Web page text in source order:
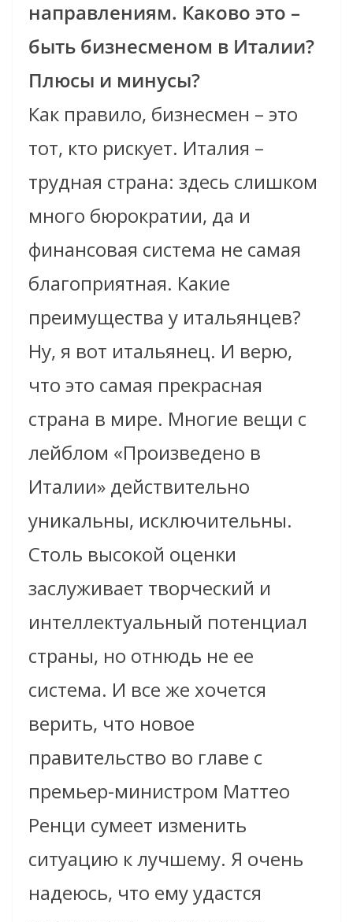
направлениям. Каково это –
быть бизнесменом в Италии?
Плюсы и минусы?
Как правило, бизнесмен – это
тот, кто рискует. Италия –
трудная страна: здесь слишком
много бюрократии, да и
финансовая система не самая
благоприятная. Какие
преимущества у итальянцев?
Ну, я вот итальянец. И верю,
что это самая прекрасная
страна в мире. Многие вещи с
лейблом «Произведено в
Италии» действительно
уникальны, исключительны.
Столь высокой оценки
заслуживает творческий и
интеллектуальный потенциал
страны, но отнюдь не ее
система. И все же хочется
верить, что новое
правительство во главе с
премьер-министром Маттео
Ренци сумеет изменить
ситуацию к лучшему. Я очень
надеюсь, что ему удастся